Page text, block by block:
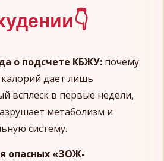
о подсчете КБЖУ: почему
дает лишь
всплеск в первые недели,
метаболизм и
систему.
опасных «ЗОЖ-